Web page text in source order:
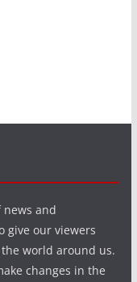
and
give our viewers
world around us.
changes in the